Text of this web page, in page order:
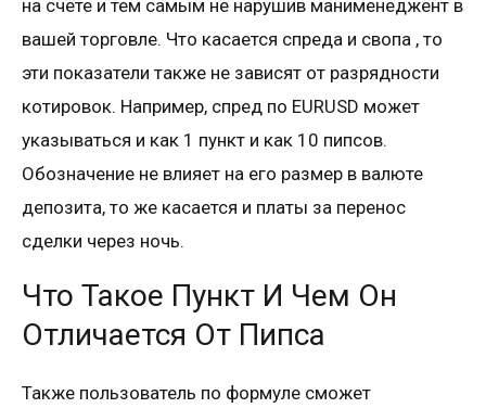
на счете и тем самым не нарушив манименеджент в
вашей торговле. Что касается спреда и свопа , то
эти показатели также не зависят от разрядности
котировок. Например, спред по EURUSD может
указываться и как 1 пункт и как 10 пипсов.
Обозначение не влияет на его размер в валюте
депозита, то же касается и платы за перенос
сделки через ночь.
Что Такое Пункт И Чем Он
Отличается От Пипса
Также пользователь по формуле сможет